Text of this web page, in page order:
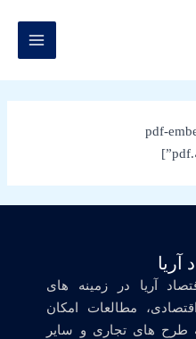
[pdf-
آریا
آریا در زمینه های
مطالعات امکان
طرح های تجاری و سایر